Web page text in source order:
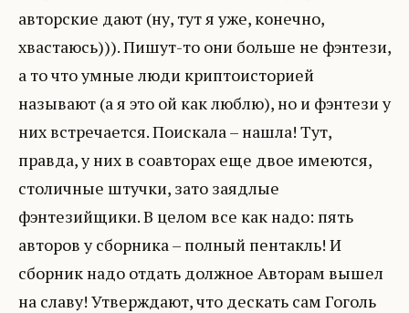
авторские дают (ну, тут я уже, конечно,
хвастаюсь))). Пишут-то они больше не фэнтези,
а то что умные люди криптоисторией
называют (а я это ой как люблю), но и фэнтези у
них встречается. Поискала – нашла! Тут,
правда, у них в соавторах еще двое имеются,
столичные штучки, зато заядлые
фэнтезийщики. В целом все как надо: пять
авторов у сборника – полный пентакль! И
сборник надо отдать должное Авторам вышел
на славу! Утверждают, что дескать сам Гоголь